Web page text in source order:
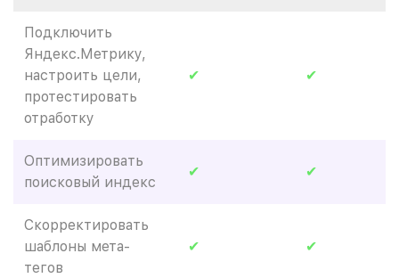
Подключить
Яндекс.Метрику,
настроить цели,
протестировать
отработку
✔ ✔
Оптимизировать
поисковый индекс
✔ ✔
Скорректировать
шаблоны мета-
тегов
✔ ✔